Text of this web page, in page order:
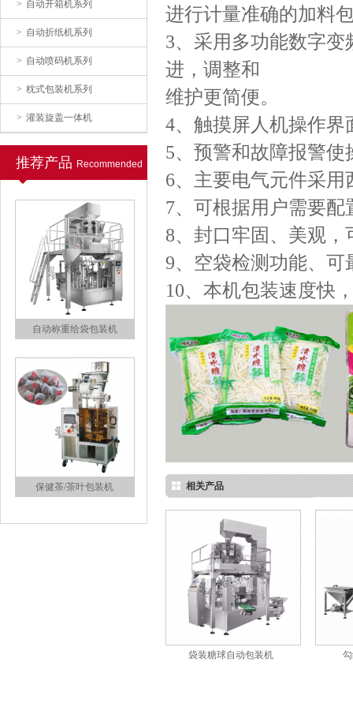
> 自动开箱机系列
> 自动折纸机系列
> 自动喷码机系列
> 枕式包装机系列
> 灌装旋盖一体机
推荐产品 Recommended
自动给袋式抽真空包装机
自动称重给袋包装机
保健茶/茶叶包装机
进行计量准确的加料
3、采用多功能数字
进，调整和
维护更简便。
4、触摸屏人机操作
5、预警和故障报警
6、主要电气元件采
7、可根据用户需要
8、封口牢固、美观
9、空袋检测功能、
10、本机包装速度快
相关产品
袋装糖球自动包装机